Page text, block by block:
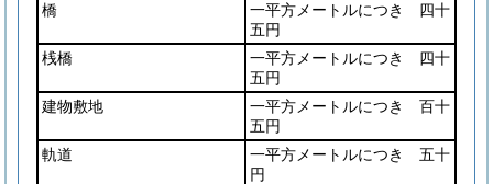
橋
一平方メートルにつき 四十
五円
桟橋
一平方メートルにつき 四十
五円
建物敷地
一平方メートルにつき 百十
五円
軌道
一平方メートルにつき 五十
円